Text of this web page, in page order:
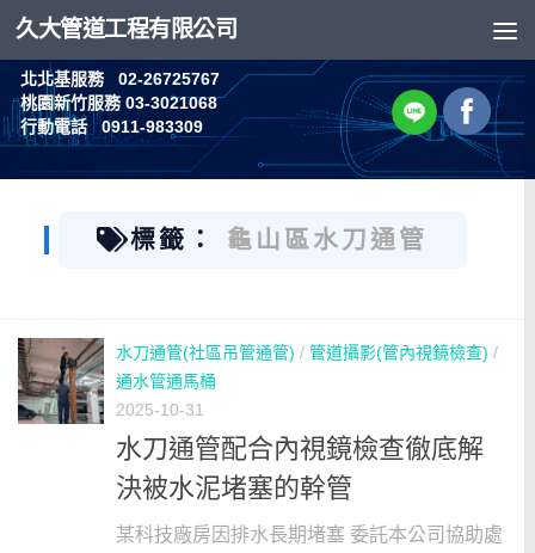
Skip to content
久大管道工程有限公司
北北基服務 02-26725767
桃園新竹服務 03-3021068
行動電話 0911-983309
標籤： 龜山區水刀通管
水刀通管(社區吊管通管) / 管道攝影(管內視鏡檢查) /
通水管通馬桶
2025-10-31
水刀通管配合內視鏡檢查徹底解
決被水泥堵塞的幹管
某科技廠房因排水長期堵塞 委託本公司協助處